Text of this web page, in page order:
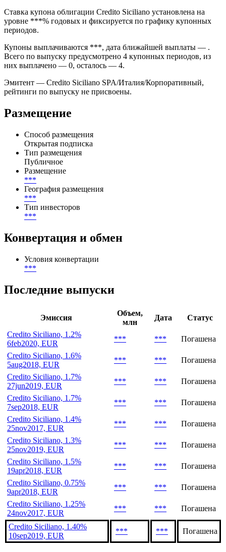
Ставка купона облигации Credito Siciliano установлена на
уровне ***% годовых и фиксируется по графику купонных
периодов.
Купоны выплачиваются ***, дата ближайшей выплаты — .
Всего по выпуску предусмотрено 4 купонных периодов, из
них выплачено — 0, осталось — 4.
Эмитент — Credito Siciliano SPA/Италия/Корпоративный,
рейтинги по выпуску не присвоены.
Размещение
Способ размещения
Открытая подписка
Тип размещения
Публичное
Размещение
***
География размещения
***
Тип инвесторов
***
Конвертация и обмен
Условия конвертации
***
Последние выпуски
Эмиссия
Объем,
млн
Дата
Статус
Credito Siciliano, 1.2%
6feb2020, EUR
*** ***
Погашена
Credito Siciliano, 1.6%
5aug2018, EUR
*** ***
Погашена
Credito Siciliano, 1.7%
27jun2019, EUR
*** ***
Погашена
Credito Siciliano, 1.7%
7sep2018, EUR
*** ***
Погашена
Credito Siciliano, 1.4%
25nov2017, EUR
*** ***
Погашена
Credito Siciliano, 1.3%
25nov2019, EUR
*** ***
Погашена
Credito Siciliano, 1.5%
19apr2018, EUR
*** ***
Погашена
Credito Siciliano, 0.75%
9apr2018, EUR
*** ***
Погашена
Credito Siciliano, 1.25%
24nov2017, EUR
*** *** Погашена
Credito Siciliano, 1.40%
10sep2019, EUR
*** *** Погашена